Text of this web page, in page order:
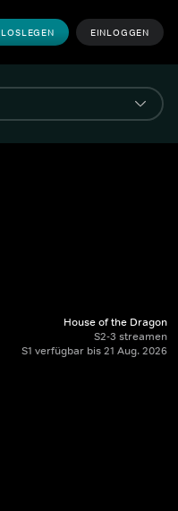
LOSLEGEN EINLOGGEN
House of the Dragon
S2-3 streamen
S1 verfügbar bis 21 Aug. 2026